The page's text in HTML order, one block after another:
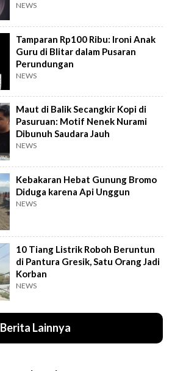
NEWS
Tamparan Rp100 Ribu: Ironi Anak
Guru di Blitar dalam Pusaran
Perundungan
NEWS
Maut di Balik Secangkir Kopi di
Pasuruan: Motif Nenek Nurami
Dibunuh Saudara Jauh
NEWS
Kebakaran Hebat Gunung Bromo
Diduga karena Api Unggun
NEWS
10 Tiang Listrik Roboh Beruntun
di Pantura Gresik, Satu Orang Jadi
Korban
NEWS
Berita Lainnya